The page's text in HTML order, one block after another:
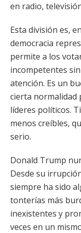
en radio,
Esta división es,
democracia
permite a los
incompetentes
atención. Es un
cierta normalidad
líderes políticos.
menos creíbles,
serio.
Donald Trump
Desde su
siempre ha sido
tonterías más
inexistentes y
veces en un